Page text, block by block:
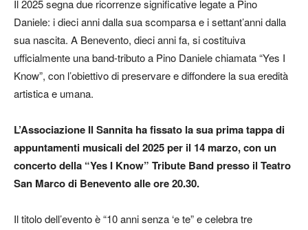
Il 2025 segna due ricorrenze significative legate a Pino
Daniele: i dieci anni dalla sua scomparsa e i settant’anni dalla
sua nascita. A Benevento, dieci anni fa, si costituiva
ufficialmente una band-tributo a Pino Daniele chiamata “Yes I
Know”, con l’obiettivo di preservare e diffondere la sua eredità
artistica e umana.
L’Associazione Il Sannita ha fissato la sua prima tappa di
appuntamenti musicali del 2025 per il 14 marzo, con un
concerto della “Yes I Know” Tribute Band presso il Teatro
San Marco di Benevento alle ore 20.30.
Il titolo dell’evento è “10 anni senza ‘e te” e celebra tre